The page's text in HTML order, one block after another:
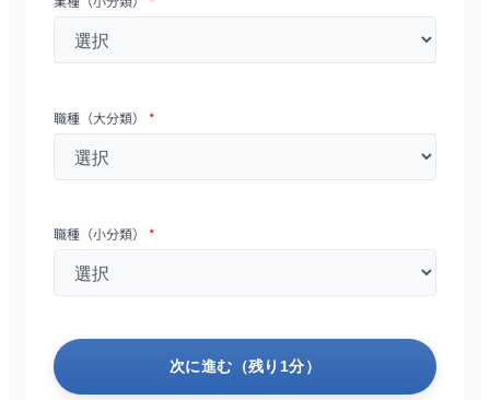
職種（大分類） *
職種（小分類） *
次に進む（残り1分）